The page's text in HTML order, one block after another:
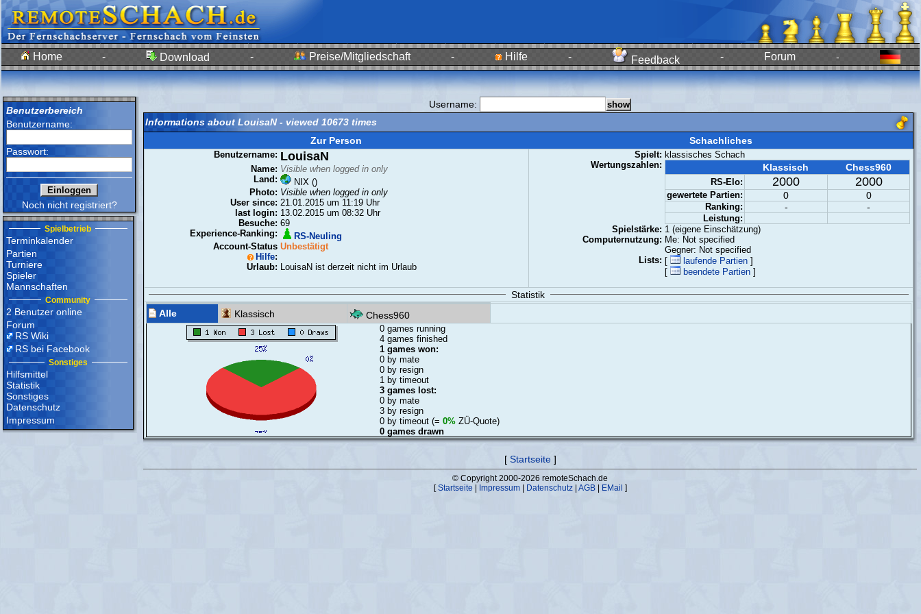
Home - Download - Preise/Mitgliedschaft - Hilfe - Feedback - Forum -
Benutzerbereich
Benutzername:
Passwort:
Noch nicht registriert?
Spielbetrieb
Terminkalender
Partien
Turniere
Spieler
Mannschaften
Community
2 Benutzer online
Forum
RS Wiki
RS bei Facebook
Sonstiges
Hilfsmittel
Statistik
Sonstiges
Datenschutz
Impressum
Username:
Informations about LouisaN - viewed 10673 times
Zur Person
Schachliches
Benutzername: LouisaN
Name: Visible when logged in only
Land:
NIX ()
Photo: Visible when logged in only
User since: 21.01.2015 um 11:19 Uhr
last login: 13.02.2015 um 08:32 Uhr
Besuche: 69
Experience-Ranking:
RS-Neuling
Account-Status
Hilfe:
Unbestätigt
Urlaub: LouisaN ist derzeit nicht im Urlaub
Spielt: klassisches Schach
Wertungszahlen:
Klassisch Chess960
RS-Elo: 2000 2000
gewertete Partien: 0 0
Ranking: - -
Leistung:
Spielstärke: 1 (eigene Einschätzung)
Computernutzung: Me: Not specified
Gegner: Not specified
Lists: [ laufende Partien ]
[
beendete Partien ]
Statistik
Alle
Klassisch Chess960
0 games running
4 games finished
1 games won:
0 by mate
0 by resign
1 by timeout
3 games lost:
0 by mate
3 by resign
0 by timeout (= 0% ZÜ-Quote)
0 games drawn
[ Startseite]
© Copyright 2000-2026 remoteSchach.de
[Startseite Impressum| Datenschutz| AGB| EMail ]